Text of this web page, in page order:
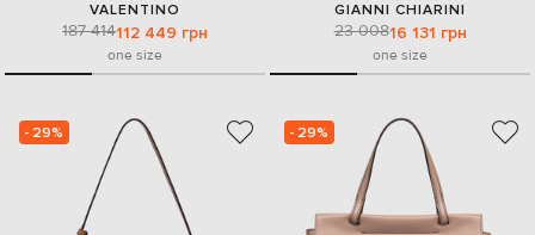
VALENTINO
187 414112 449 грн
one size
GIANNI CHIARINI
23 00816 131 грн
one size
- 29% - 29%